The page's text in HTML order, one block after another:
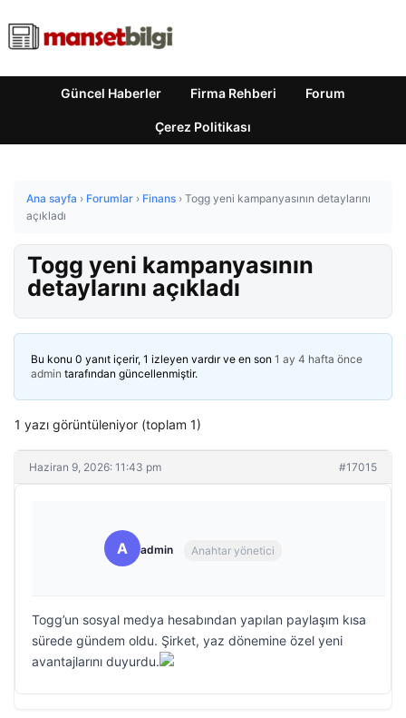
Güncel Haberler Firma Rehberi Forum
Çerez Politikası
Ana sayfa › Forumlar › Finans › Togg yeni kampanyasının detaylarını
açıkladı
Togg yeni kampanyasının
detaylarını açıkladı
Bu konu 0 yanıt içerir, 1 izleyen vardır ve en son 1 ay 4 hafta önce
admin tarafından güncellenmiştir.
1 yazı görüntüleniyor (toplam 1)
Haziran 9, 2026: 11:43 pm #17015
A admin Anahtar yönetici
Togg’un sosyal medya hesabından yapılan paylaşım kısa
sürede gündem oldu. Şirket, yaz dönemine özel yeni
avantajlarını duyurdu.